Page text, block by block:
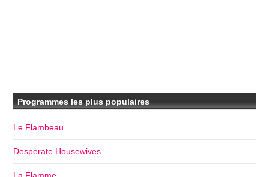
Programmes les plus populaires
Le Flambeau
Desperate Housewives